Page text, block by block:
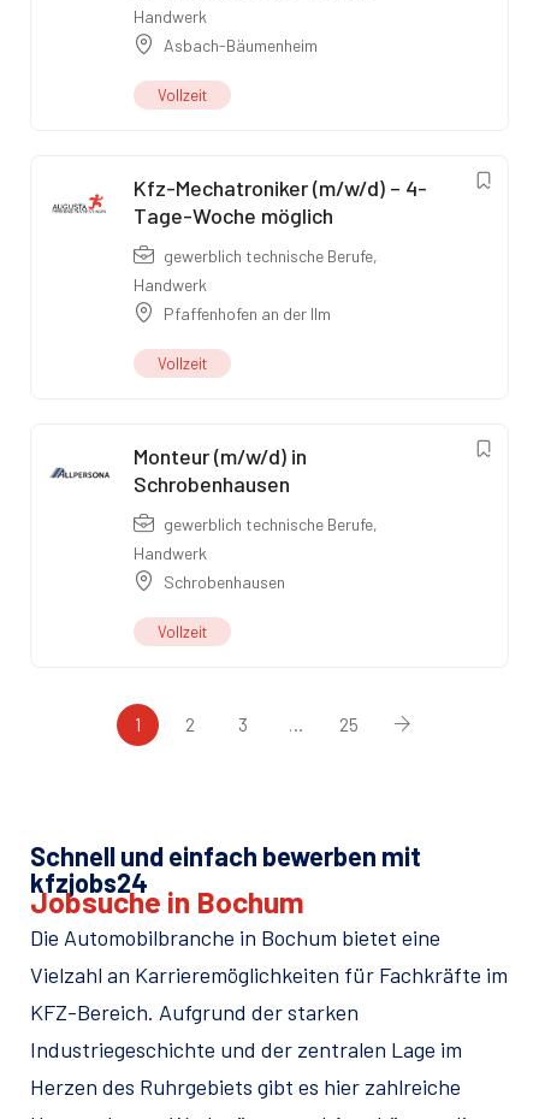
Handwerk
Asbach-Bäumenheim
Vollzeit
Kfz-Mechatroniker (m/w/d) – 4-
Tage-Woche möglich
gewerblich technische Berufe,
Handwerk
Pfaffenhofen an der Ilm
Vollzeit
Monteur (m/w/d) in
Schrobenhausen
gewerblich technische Berufe,
Handwerk
Schrobenhausen
Vollzeit
1 2 3 … 25
Schnell und einfach bewerben mit
kfzjobs24
Jobsuche in Bochum
Die Automobilbranche in Bochum bietet eine
Vielzahl an Karrieremöglichkeiten für Fachkräfte im
KFZ-Bereich. Aufgrund der starken
Industriegeschichte und der zentralen Lage im
Herzen des Ruhrgebiets gibt es hier zahlreiche